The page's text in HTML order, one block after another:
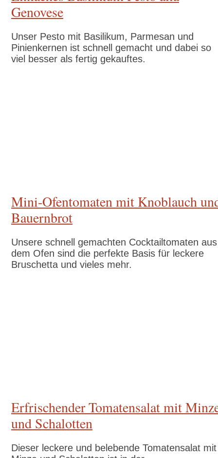
Genovese
Unser Pesto mit Basilikum, Parmesan und
Pinienkernen ist schnell gemacht und dabei so
viel besser als fertig gekauftes.
Mini-Ofentomaten mit Knoblauch
Bauernbrot
Unsere schnell gemachten Cocktailtomaten aus
dem Ofen sind die perfekte Basis für leckere
Bruschetta und vieles mehr.
Erfrischender Tomatensalat mit
und Schalotten
Dieser leckere und belebende Tomatensalat mit